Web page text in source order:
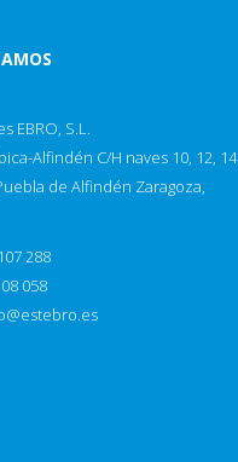
EBRO, S.L.
Alfindén C/H naves 10, 12, 14
de Alfindén Zaragoza,
288
058